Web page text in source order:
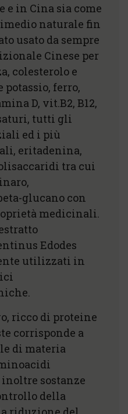
e in Cina sia come
naturale fin
usato da sempre
Cinese per
colesterolo e
potassio, ferro,
D, vit.B2, B12,
tutti gli
ed i più
eritadenina,
tra cui
glucano con
medicinali.
Edodes
utilizzati in
ricco di proteine
corrisponde a
di materia
sostanze
della